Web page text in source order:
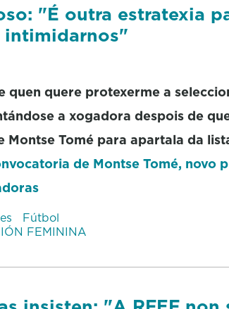
"É outra estratexia
quen quere protexerme a
a xogadora despois de
Montse Tomé para apartala da
de Montse Tomé, novo
Fútbol
FEMININA